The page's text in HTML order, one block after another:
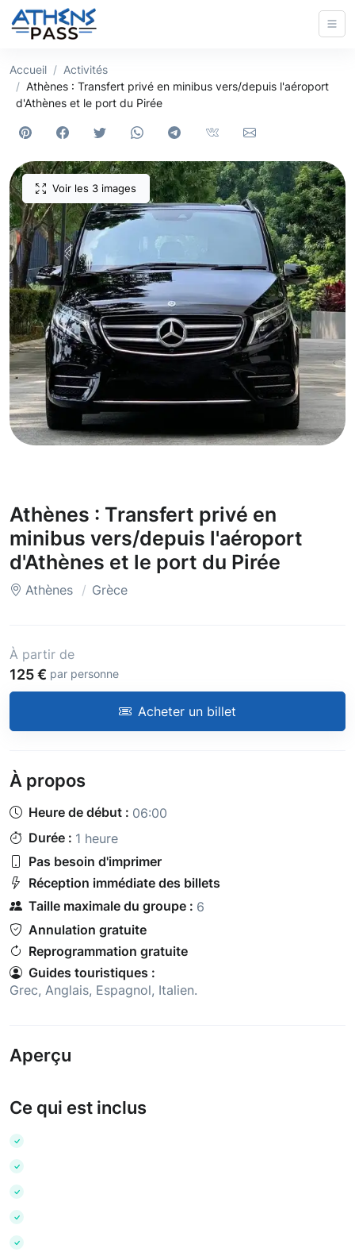
Accueil
Activités
Athènes : Transfert privé en minibus vers/depuis l'aéroport
d'Athènes et le port du Pirée
Voir les 3 images
Athènes : Transfert privé en
minibus vers/depuis l'aéroport
d'Athènes et le port du Pirée
Athènes Grèce
À partir de
125 € par personne
Acheter un billet
À propos
Heure de début : 06:00
Durée : 1 heure
Pas besoin d'imprimer
Réception immédiate des billets
Taille maximale du groupe : 6
Annulation gratuite
Reprogrammation gratuite
Guides touristiques :
Grec, Anglais, Espagnol, Italien.
Aperçu
Ce qui est inclus